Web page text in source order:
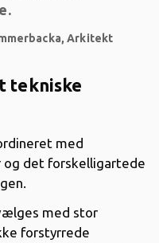
Arkitekt
tekniske
med
og det forskelligartede
med stor
forstyrrede